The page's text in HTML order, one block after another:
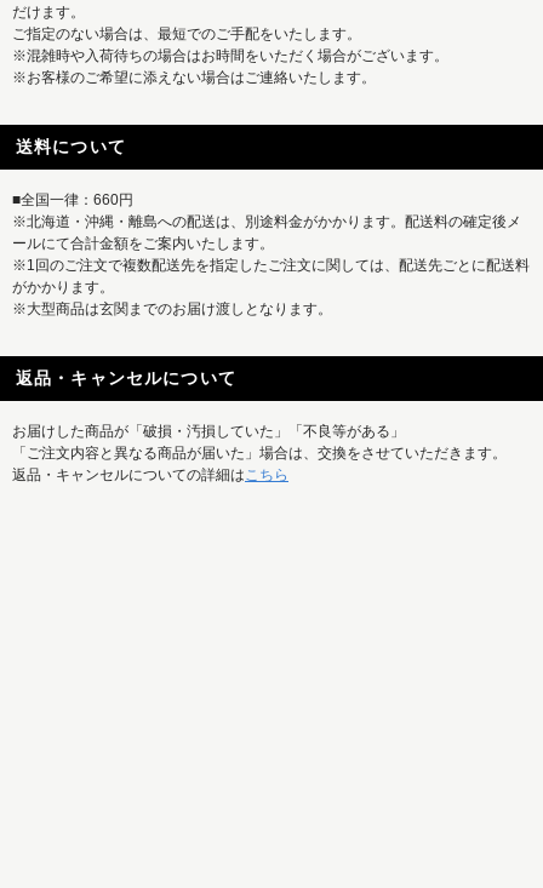
だけます。
ご指定のない場合は、最短でのご手配をいたします。
※混雑時や入荷待ちの場合はお時間をいただく場合がございます。
※お客様のご希望に添えない場合はご連絡いたします。
送料について
■全国一律：660円
※北海道・沖縄・離島への配送は、別途料金がかかります。配送料の確定後メ
ールにて合計金額をご案内いたします。
※1回のご注文で複数配送先を指定したご注文に関しては、配送先ごとに配送料
がかかります。
※大型商品は玄関までのお届け渡しとなります。
返品・キャンセルについて
お届けした商品が「破損・汚損していた」「不良等がある」
「ご注文内容と異なる商品が届いた」場合は、交換をさせていただきます。
返品・キャンセルについての詳細は こちら